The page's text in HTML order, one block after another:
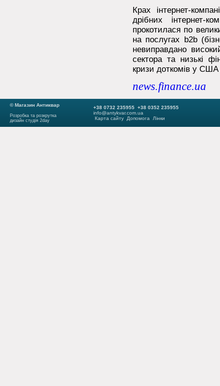
Крах інтернет-
дрібних інтернет-
прокотилася по
на послугах b2b
невиправдано
сектора та низькі
кризи доткомів у США
news.finance.ua
© Магазин Антиквар
Розробка та розкрутка
дизайн студія 2day
+38 0732 235955 +38 0352 235955
info@antykvar.com.ua
Карта сайту
Допомога Лінки